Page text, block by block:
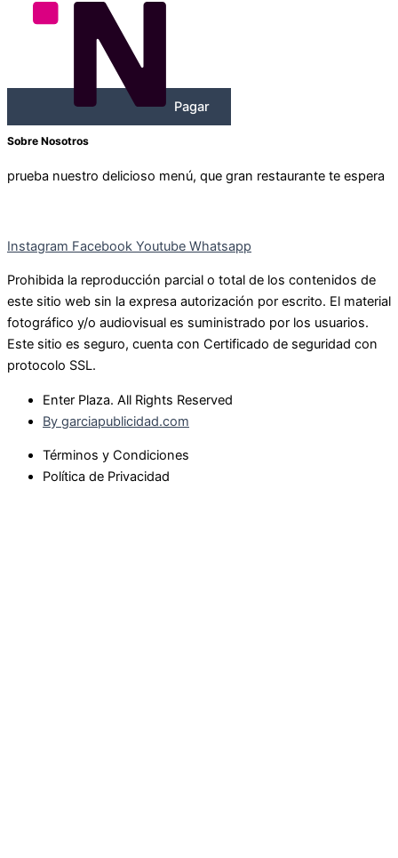
Pagar
Sobre Nosotros
prueba nuestro delicioso menú, que gran restaurante te espera
Instagram Facebook Youtube Whatsapp
Prohibida la reproducción parcial o total de los contenidos de
este sitio web sin la expresa autorización por escrito. El material
fotográfico y/o audiovisual es suministrado por los usuarios.
Este sitio es seguro, cuenta con Certificado de seguridad con
protocolo SSL.
Enter Plaza. All Rights Reserved
By garciapublicidad.com
Términos y Condiciones
Política de Privacidad